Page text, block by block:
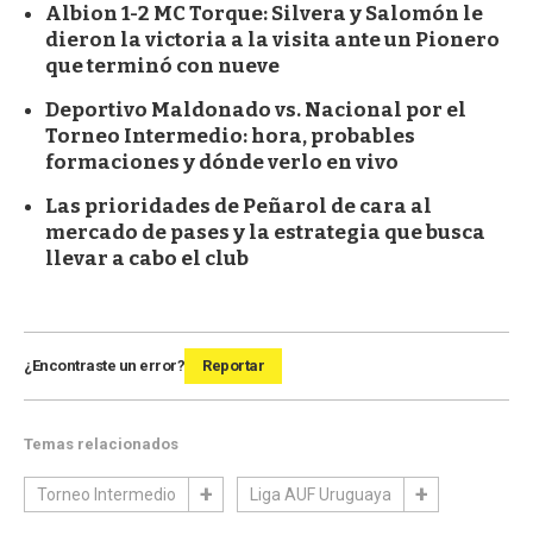
Albion 1-2 MC Torque: Silvera y Salomón le
dieron la victoria a la visita ante un Pionero
que terminó con nueve
Deportivo Maldonado vs. Nacional por el
Torneo Intermedio: hora, probables
formaciones y dónde verlo en vivo
Las prioridades de Peñarol de cara al
mercado de pases y la estrategia que busca
llevar a cabo el club
¿Encontraste un error? Reportar
Temas relacionados
Torneo Intermedio Liga AUF Uruguaya